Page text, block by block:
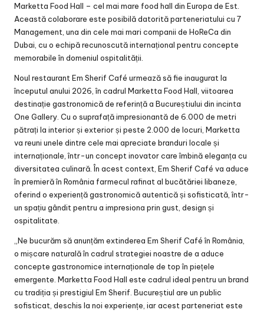
Marketta Food Hall – cel mai mare food hall din Europa de Est.
Această colaborare este posibilă datorită parteneriatului cu 7
Management, una din cele mai mari companii de HoReCa din
Dubai, cu o echipă recunoscută internațional pentru concepte
memorabile în domeniul ospitalității.
Noul restaurant Em Sherif Café urmează să fie inaugurat la
începutul anului 2026, în cadrul Marketta Food Hall, viitoarea
destinație gastronomică de referință a Bucureștiului din incinta
One Gallery. Cu o suprafață impresionantă de 6.000 de metri
pătrați la interior și exterior și peste 2.000 de locuri, Marketta
va reuni unele dintre cele mai apreciate branduri locale și
internaționale, într-un concept inovator care îmbină eleganța cu
diversitatea culinară. În acest context, Em Sherif Café va aduce
în premieră în România farmecul rafinat al bucătăriei libaneze,
oferind o experiență gastronomică autentică și sofisticată, într-
un spațiu gândit pentru a impresiona prin gust, design și
ospitalitate.
„Ne bucurăm să anunțăm extinderea Em Sherif Café în România,
o mișcare naturală în cadrul strategiei noastre de a aduce
concepte gastronomice internaționale de top în piețele
emergente. Marketta Food Hall este cadrul ideal pentru un brand
cu tradiția și prestigiul Em Sherif. Bucureștiul are un public
sofisticat, deschis la noi experiențe, iar acest parteneriat este